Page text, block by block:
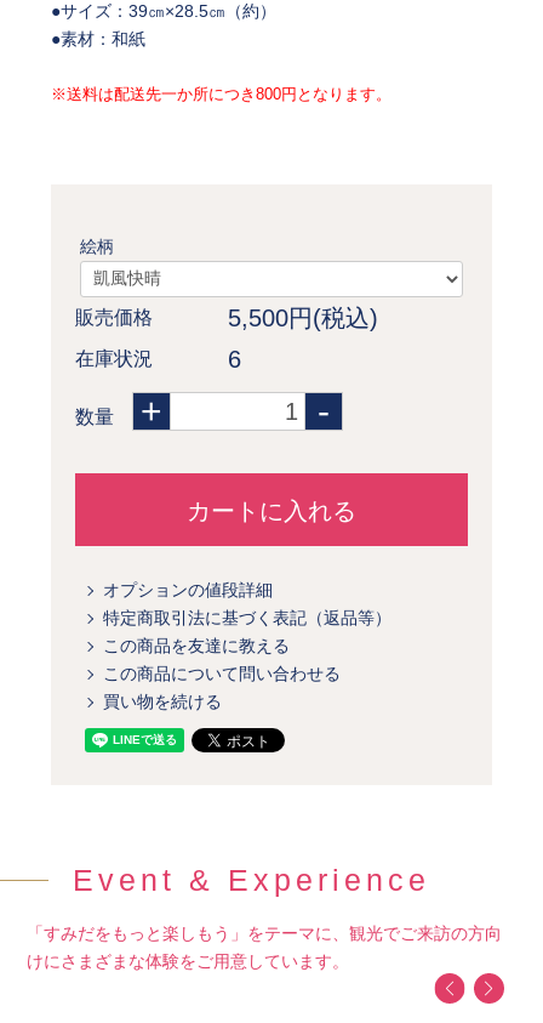
●サイズ：39㎝×28.5㎝（約）
●素材：和紙
※送料は配送先一か所につき800円となります。
絵柄
販売価格 5,500円(税込)
在庫状況 6
数量 + -
カートに入れる
オプションの値段詳細
特定商取引法に基づく表記（返品等）
この商品を友達に教える
この商品について問い合わせる
買い物を続ける
Event & Experience
「すみだをもっと楽しもう」をテーマに、観光でご来訪の方向
けにさまざまな体験をご用意しています。